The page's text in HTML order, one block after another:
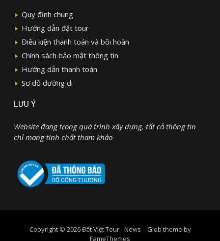
Quy định chung
Hướng dẫn đặt tour
Điều kiện thanh toán và bồi hoàn
Chính sách bảo mật thông tin
Hướng dẫn thanh toán
Sơ đồ đường đi
LƯU Ý
Website đang trong quá trình xây dựng, tất cả thông tin
chỉ mang tính chất tham khảo
Copyright © 2026 Đất Việt Tour - News – Glob theme by
FameThemes